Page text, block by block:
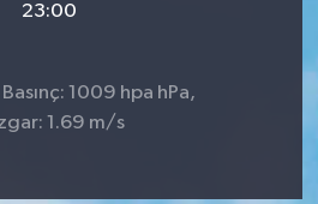
23:00
1009 hpa hPa,
1.69 m/s